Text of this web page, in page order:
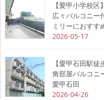
【愛甲小学校
広々バルコニー
ミリーにおすす
2026-05-17
【愛甲石田駅
角部屋バルコニ
愛甲石田
2026-04-26